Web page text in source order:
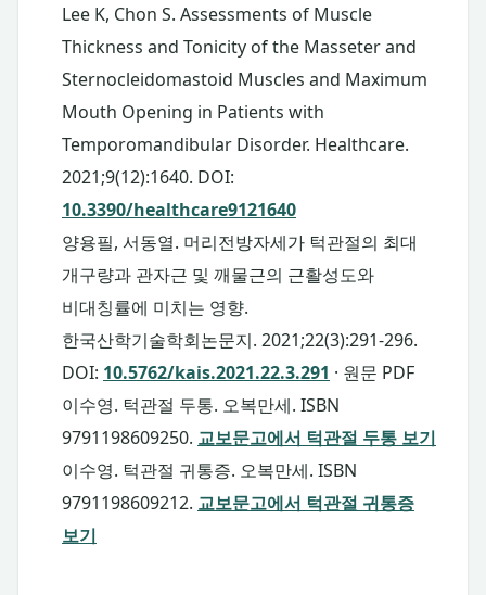
Lee K, Chon S. Assessments of Muscle
Thickness and Tonicity of the Masseter and
Sternocleidomastoid Muscles and Maximum
Mouth Opening in Patients with
Temporomandibular Disorder. Healthcare.
2021;9(12):1640. DOI:
10.3390/healthcare9121640
양용필, 서동열. 머리전방자세가 턱관절의 최대
개구량과 관자근 및 깨물근의 근활성도와
비대칭률에 미치는 영향.
한국산학기술학회논문지. 2021;22(3):291-296.
DOI: 10.5762/kais.2021.22.3.291 · 원문 PDF
이수영. 턱관절 두통. 오복만세. ISBN
9791198609250. 교보문고에서 턱관절 두통 보기
이수영. 턱관절 귀통증. 오복만세. ISBN
9791198609212. 교보문고에서 턱관절 귀통증
보기